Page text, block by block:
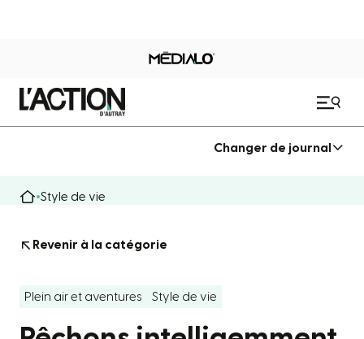
Changer de journal
Style de vie
Revenir à la catégorie
Plein air et aventures Style de vie